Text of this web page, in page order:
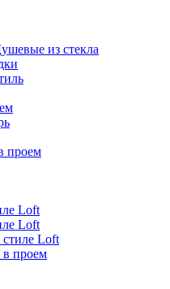
из стекла
проем
Loft
Loft
стиле Loft
проем